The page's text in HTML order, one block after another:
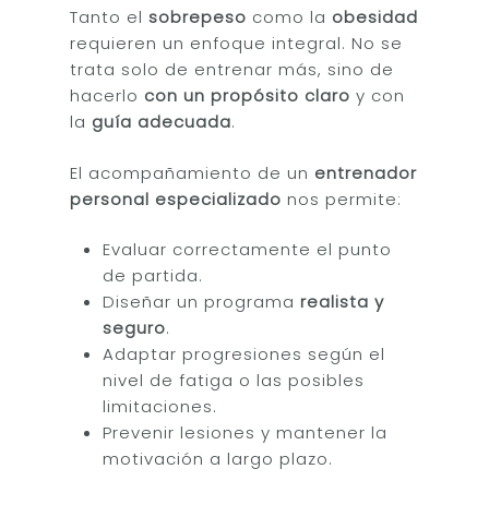
Tanto elsobrepeso como la obesidad
requieren un enfoque integral. No se
trata solo de entrenar más, sino de
hacerlo con un propósito claro y con
la guía adecuada.
El acompañamiento de un entrenador
personal especializado nos permite:
Evaluar correctamente el punto
de partida.
Diseñar un programa realista y
seguro.
Adaptar progresiones según el
nivel de fatiga o las posibles
limitaciones.
Prevenir lesiones y mantener la
motivación a largo plazo.